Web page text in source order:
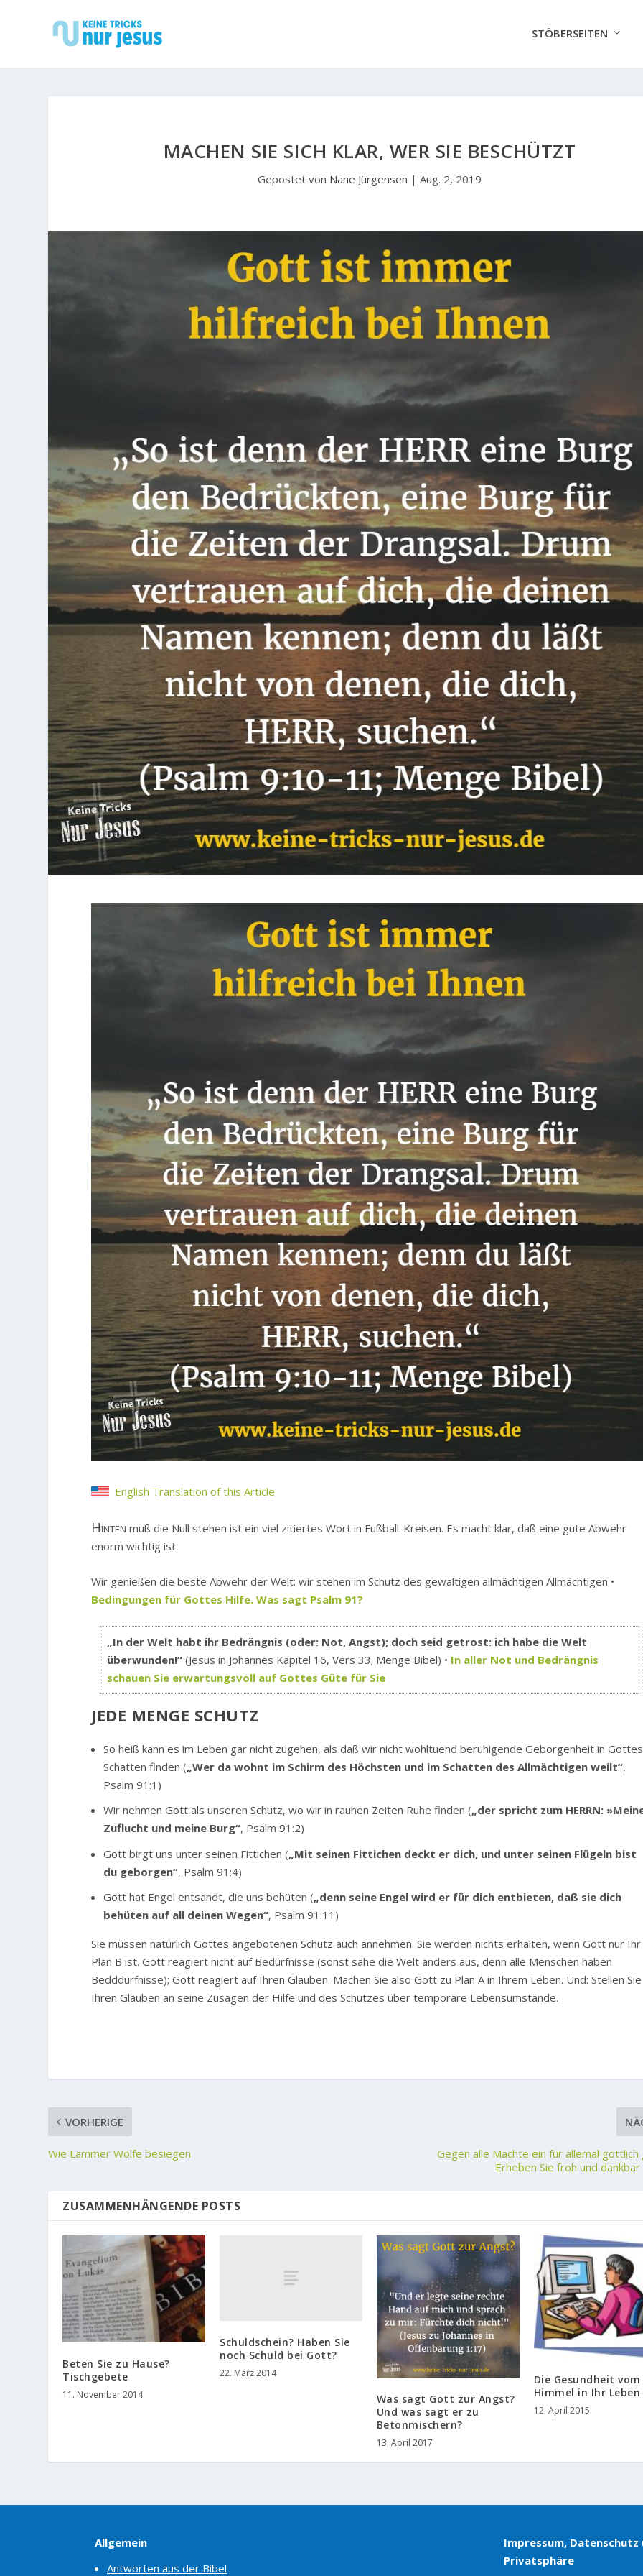
STÖBERSEITEN
MACHEN SIE SICH KLAR, WER SIE BESCHÜTZT
Gepostet von Nane Jürgensen | Aug. 2, 2019
English Translation of this Article
Hinten muß die Null stehen ist ein viel zitiertes Wort in Fußball-Kreisen. Es macht klar, daß eine gute Abwehr
enorm wichtig ist.
Wir genießen die beste Abwehr der Welt; wir stehen im Schutz des gewaltigen allmächtigen Allmächtigen •
Bedingungen für Gottes Hilfe. Was sagt Psalm 91?
„In der Welt habt ihr Bedrängnis (oder: Not, Angst); doch seid getrost: ich habe die Welt
überwunden!“(Jesus in Johannes Kapitel 16, Vers 33; Menge Bibel) • In aller Not und Bedrängnis
schauen Sie erwartungsvoll auf Gottes Güte für Sie
JEDE MENGE SCHUTZ
So heiß kann es im Leben gar nicht zugehen, als daß wir nicht wohltuend beruhigende Geborgenheit in Gottes
Schatten finden („Wer da wohnt im Schirm des Höchsten und im Schatten des Allmächtigen weilt“,
Psalm 91:1)
Wir nehmen Gott als unseren Schutz, wo wir in rauhen Zeiten Ruhe finden („der spricht zum HERRN:
Zuflucht und meine Burg“, Psalm 91:2)
Gott birgt uns unter seinen Fittichen („Mit seinen Fittichen deckt er dich, und unter seinen Flügeln bist
du geborgen“, Psalm 91:4)
Gott hat Engel entsandt, die uns behüten („denn seine Engel wird er für dich entbieten, daß sie dich
behüten auf all deinen Wegen“, Psalm 91:11)
Sie müssen natürlich Gottes angebotenen Schutz auch annehmen. Sie werden nichts erhalten, wenn Gott nur Ihr
Plan B ist. Gott reagiert nicht auf Bedürfnisse (sonst sähe die Welt anders aus, denn alle Menschen haben
Bedddürfnisse); Gott reagiert auf Ihren Glauben. Machen Sie also Gott zu Plan A in Ihrem Leben. Und: Stellen Sie
Ihren Glauben an seine Zusagen der Hilfe und des Schutzes über temporäre Lebensumstände.
VORHERIGE
Wie Lämmer Wölfe besiegen
Gegen alle Mächte ein für allemal
Erheben Sie froh und
ZUSAMMENHÄNGENDE POSTS
Beten Sie zu Hause?
Tischgebete
11. November 2014
Schuldschein? Haben Sie
noch Schuld bei Gott?
22. März 2014
Was sagt Gott zur Angst?
Und was sagt er zu
Betonmischern?
13. April 2017
Die Gesundheit vom
Himmel in Ihr
12. April 2015
Allgemein
Antworten aus der Bibel
Impressum, Datenschutz
Privatsphäre